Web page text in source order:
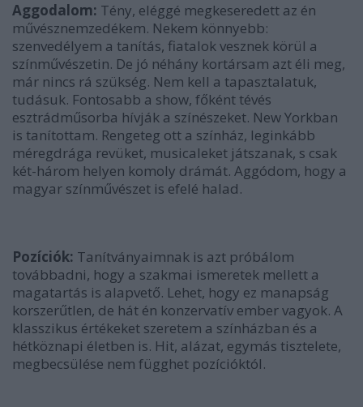
Aggodalom: Tény, eléggé megkeseredett az én
művésznemzedékem. Nekem könnyebb:
szenvedélyem a tanítás, fiatalok vesznek körül a
színművészetin. De jó néhány kortársam azt éli meg,
már nincs rá szükség. Nem kell a tapasztalatuk,
tudásuk. Fontosabb a show, főként tévés
esztrádműsorba hívják a színészeket. New Yorkban
is tanítottam. Rengeteg ott a színház, leginkább
méregdrága revüket, musicaleket játszanak, s csak
két-három helyen komoly drámát. Aggódom, hogy a
magyar színművészet is efelé halad.
Pozíciók: Tanítványaimnak is azt próbálom
továbbadni, hogy a szakmai ismeretek mellett a
magatartás is alapvető. Lehet, hogy ez manapság
korszerűtlen, de hát én konzervatív ember vagyok. A
klasszikus értékeket szeretem a színházban és a
hétköznapi életben is. Hit, alázat, egymás tisztelete,
megbecsülése nem függhet pozícióktól.